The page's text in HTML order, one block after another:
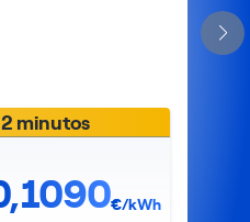
minutos
€/kWh